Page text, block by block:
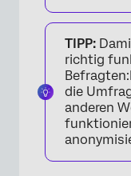
TIPP:
richtig
die
anderen